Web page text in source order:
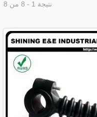
نتيجة 1 - 8 من 8